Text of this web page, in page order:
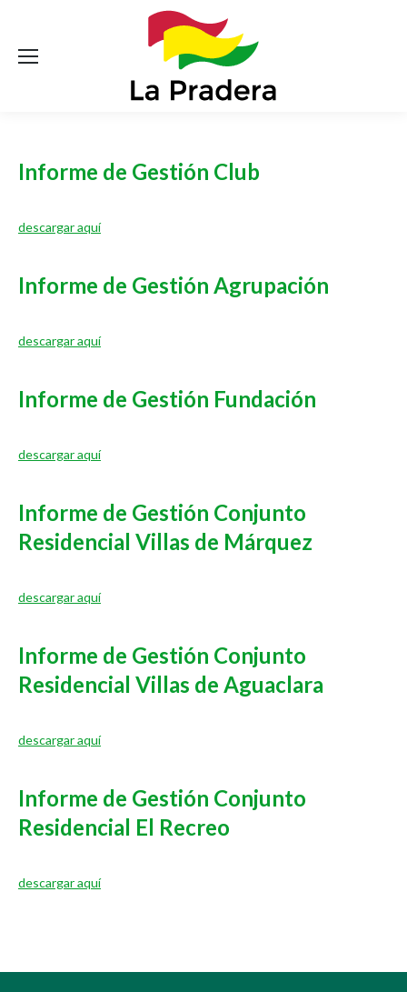
Informe de Gestión Club
descargar aquí
Informe de Gestión Agrupación
descargar aquí
Informe de Gestión Fundación
descargar aquí
Informe de Gestión Conjunto
Residencial Villas de Márquez
descargar aquí
Informe de Gestión Conjunto
Residencial Villas de Aguaclara
descargar aquí
Informe de Gestión Conjunto
Residencial El Recreo
descargar aquí